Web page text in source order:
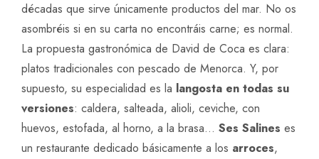
décadas que sirve únicamente productos del mar. No os
asombréis si en su carta no encontráis carne; es normal.
La propuesta gastronómica de David de Coca es clara:
platos tradicionales con pescado de Menorca. Y, por
supuesto, su especialidad es la langosta en todas su
versiones: caldera, salteada, alioli, ceviche, con
huevos, estofada, al horno, a la brasa… Ses Salines es
un restaurante dedicado básicamente a los arroces,